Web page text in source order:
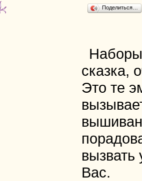
Поделиться…
сказка,
Это те
вызвать
Вас.